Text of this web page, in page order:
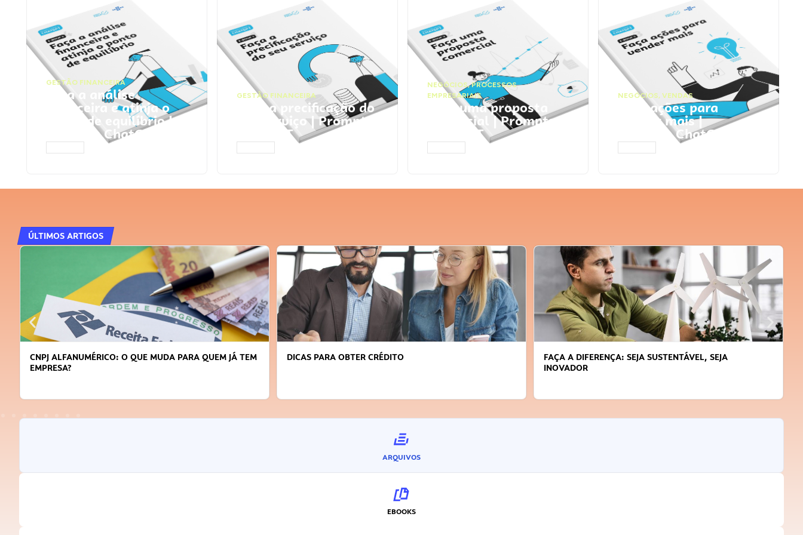
GESTÃO FINANCEIRA
Faça a análise
financeira e atinja o
ponto de equilíbrio |
Prompts ChatGPT
GESTÃO FINANCEIRA
Faça a precificação do
seu serviço | Prompts
ChatGPT
NEGÓCIOS,PROCESSOS
EMPRESARIAIS
Faça uma proposta
comercial | Prompts
ChatGPT
NEGÓCIOS, VENDAS
Faça ações para
vender mais |
Prompts ChatGPT
ÚLTIMOS ARTIGOS
CNPJ ALFANUMÉRICO: O QUE MUDA PARA QUEM JÁ TEM
EMPRESA?
DICAS PARA OBTER CRÉDITO
FAÇA A DIFERENÇA: SEJA SUSTENTÁVEL, SEJA
INOVADOR
ARQUIVOS
EBOOKS